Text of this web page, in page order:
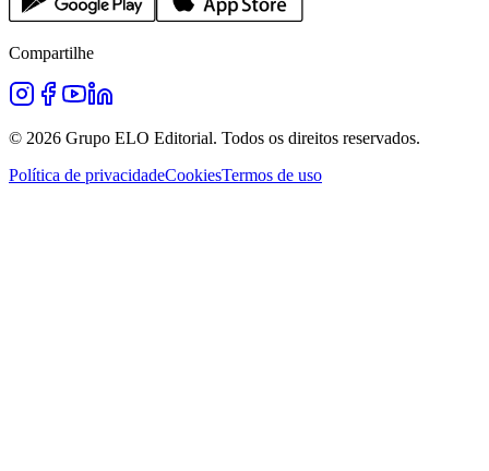
Compartilhe
© 2026 Grupo ELO Editorial. Todos os direitos reservados.
Política de privacidadeCookiesTermos de uso